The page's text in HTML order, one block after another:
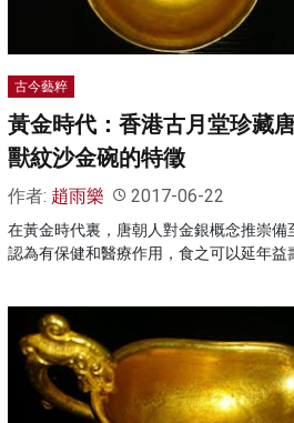
古今藝粹
黃金時代：香港古月堂珍藏
獸紋沙金碗的特徵
作者: 趙雨樂 2017-06-22
在黃金時代裏，唐朝人對金銀概念推崇備
認為有保健和醫療作用，食之可以延年益